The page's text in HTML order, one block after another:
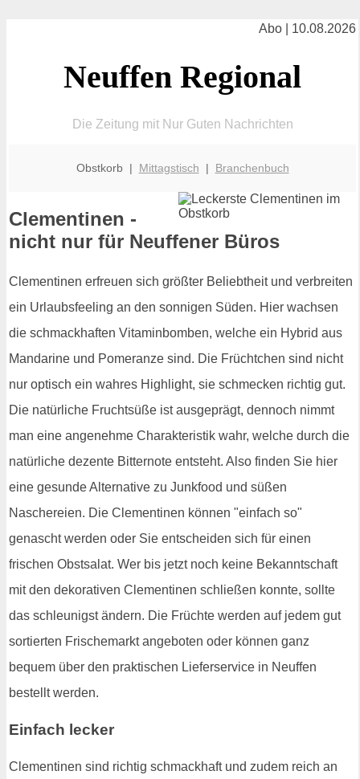
Abo | 10.08.2026
Neuffen Regional
Die Zeitung mit Nur Guten Nachrichten
Obstkorb | Mittagstisch | Branchenbuch
Clementinen -
nicht nur für Neuffener Büros
Clementinen erfreuen sich größter Beliebtheit und verbreiten
ein Urlaubsfeeling an den sonnigen Süden. Hier wachsen
die schmackhaften Vitaminbomben, welche ein Hybrid aus
Mandarine und Pomeranze sind. Die Früchtchen sind nicht
nur optisch ein wahres Highlight, sie schmecken richtig gut.
Die natürliche Fruchtsüße ist ausgeprägt, dennoch nimmt
man eine angenehme Charakteristik wahr, welche durch die
natürliche dezente Bitternote entsteht. Also finden Sie hier
eine gesunde Alternative zu Junkfood und süßen
Naschereien. Die Clementinen können "einfach so"
genascht werden oder Sie entscheiden sich für einen
frischen Obstsalat. Wer bis jetzt noch keine Bekanntschaft
mit den dekorativen Clementinen schließen konnte, sollte
das schleunigst ändern. Die Früchte werden auf jedem gut
sortierten Frischemarkt angeboten oder können ganz
bequem über den praktischen Lieferservice in Neuffen
bestellt werden.
Einfach lecker
Clementinen sind richtig schmackhaft und zudem reich an